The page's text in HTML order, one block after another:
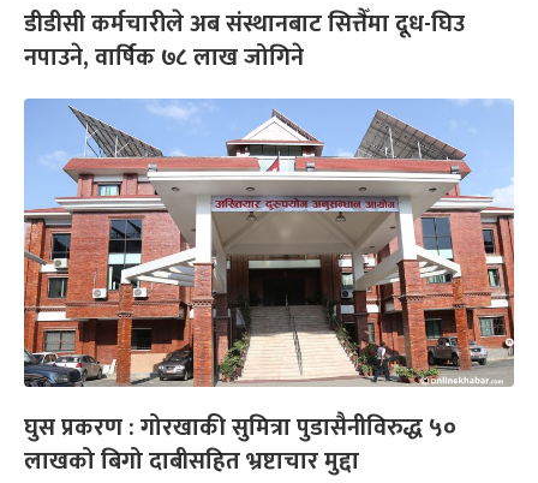
डीडीसी कर्मचारीले अब संस्थानबाट सित्तैँमा दूध-घिउ
नपाउने, वार्षिक ७८ लाख जोगिने
घुस प्रकरण : गोरखाकी सुमित्रा पुडासैनीविरुद्ध ५०
लाखको बिगो दाबीसहित भ्रष्टाचार मुद्दा